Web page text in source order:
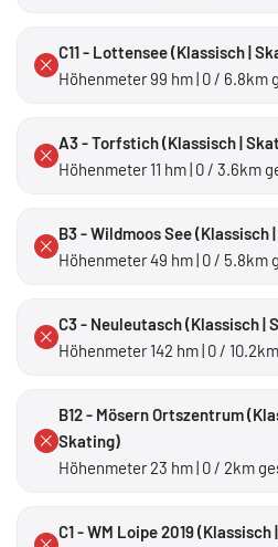
C11 - Lottensee (Klassisch |
Höhenmeter 99 hm | 0 / 6.8km
A3 - Torfstich (Klassisch |
Höhenmeter 11 hm | 0 / 3.6km
B3 - Wildmoos See (Klassisch
Höhenmeter 49 hm | 0 / 5.8km
C3 - Neuleutasch (Klassisch |
Höhenmeter 142 hm | 0 /
B12 - Mösern Ortszentrum
Skating)
Höhenmeter 23 hm | 0 / 2km
C1 - WM Loipe 2019